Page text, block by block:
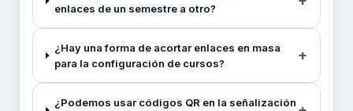
enlaces de un semestre a otro?
¿Hay una forma de acortar enlaces en masa
para la configuración de cursos?
¿Podemos usar códigos QR en la señalización